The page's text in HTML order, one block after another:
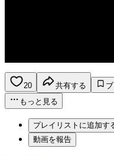
20 共有する
もっと見る
プレイリストに追加す
動画を報告